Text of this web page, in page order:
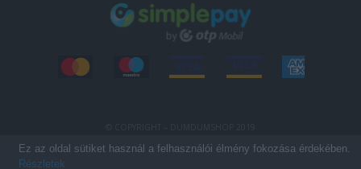
o
o
-
f
r
e
e
r
g
r
Ez az oldal sütiket használ a felhasználói élmény fokozása érdekében.
Részletek